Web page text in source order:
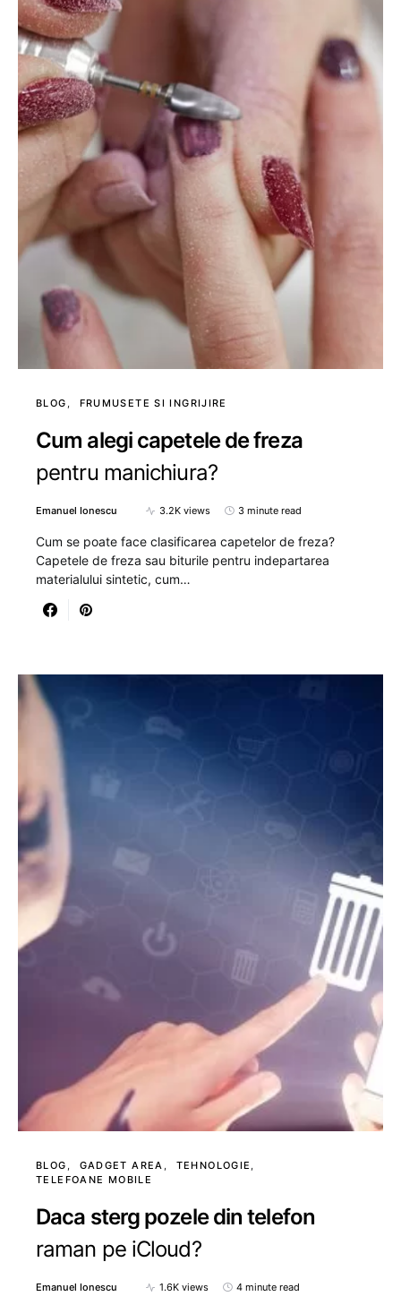
BLOG FRUMUSETE SI INGRIJIRE
Cum alegi capetele de freza
pentru manichiura?
Emanuel Ionescu 3.2K views 3 minute read
Cum se poate face clasificarea capetelor de freza?
Capetele de freza sau biturile pentru indepartarea
materialului sintetic, cum…
BLOG GADGET AREA
TEHNOLOGIE
TELEFOANE MOBILE
Daca sterg pozele din telefon
raman pe iCloud?
Emanuel Ionescu 1.6K views 4 minute read